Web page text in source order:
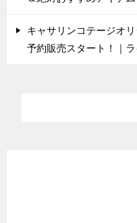
キャサリンコテージオ
予約販売スタート！｜ラ